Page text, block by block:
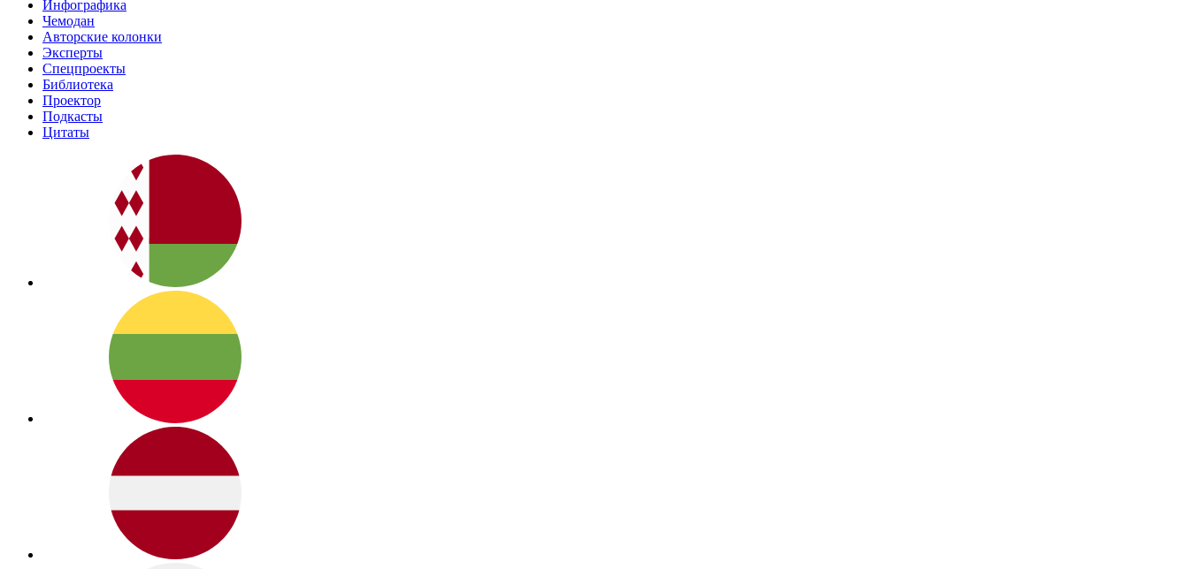
Инфографика
Чемодан
Авторские колонки
Эксперты
Спецпроекты
Библиотека
Проектор
Подкасты
Цитаты